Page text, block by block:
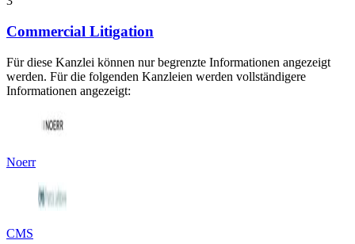
Commercial Litigation
Für diese Kanzlei können nur begrenzte Informationen angezeigt
werden. Für die folgenden Kanzleien werden vollständigere
Informationen angezeigt:
Noerr
CMS